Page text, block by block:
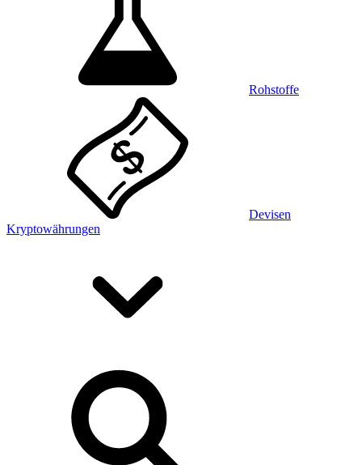
Rohstoffe
Devisen
Kryptowährungen